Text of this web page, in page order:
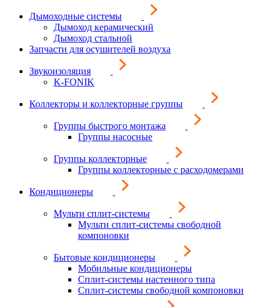
Дымоходные системы
Дымоход керамический
Дымоход стальной
Запчасти для осушителей воздуха
Звукоизоляция
K-FONIK
Коллекторы и коллекторные группы
Группы быстрого монтажа
Группы насосные
Группы коллекторные
Группы коллекторные с расходомерами
Кондиционеры
Мульти сплит-системы
Мульти сплит-системы свободной
компоновки
Бытовые кондиционеры
Мобильные кондиционеры
Сплит-системы настенного типа
Сплит-системы свободной компоновки